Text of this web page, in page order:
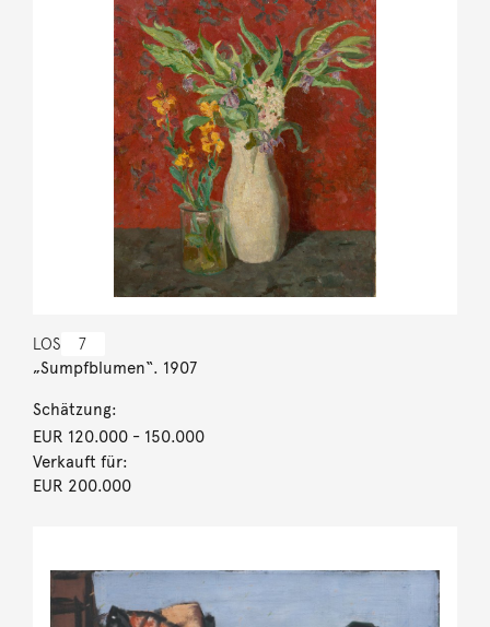
LOS 7
„Sumpfblumen“. 1907
Schätzung:
EUR 120.000- 150.000
Verkauft für:
EUR 200.000